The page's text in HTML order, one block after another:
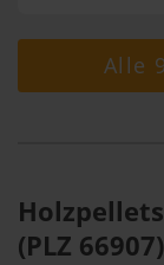
Alle
(PLZ 66907)